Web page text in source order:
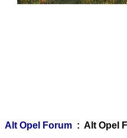
Alt Opel Forum : Alt Opel